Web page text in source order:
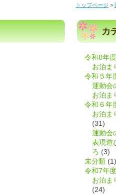
トップページ >
カ
令和8年度
お泊ま
令和５年
運動会
お泊ま
令和６年
お泊ま
(31)
運動会
表現遊
ろ (3)
未分類 (1)
令和7年度
お泊ま
(24)